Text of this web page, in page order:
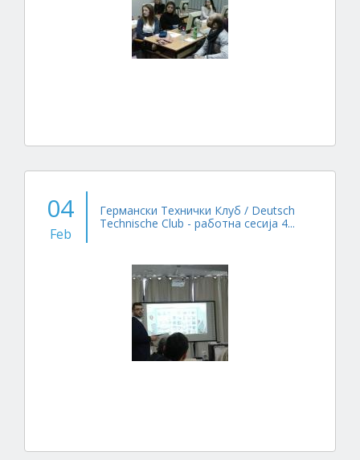
04
Feb
Германски Технички Клуб / Deutsch
Technische Club - работна сесија 4...